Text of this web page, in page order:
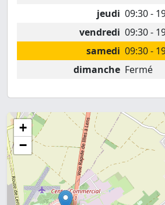
jeudi 09:30 -
vendredi 09:30 -
samedi 09:30 -
dimanche Fermé
+
−